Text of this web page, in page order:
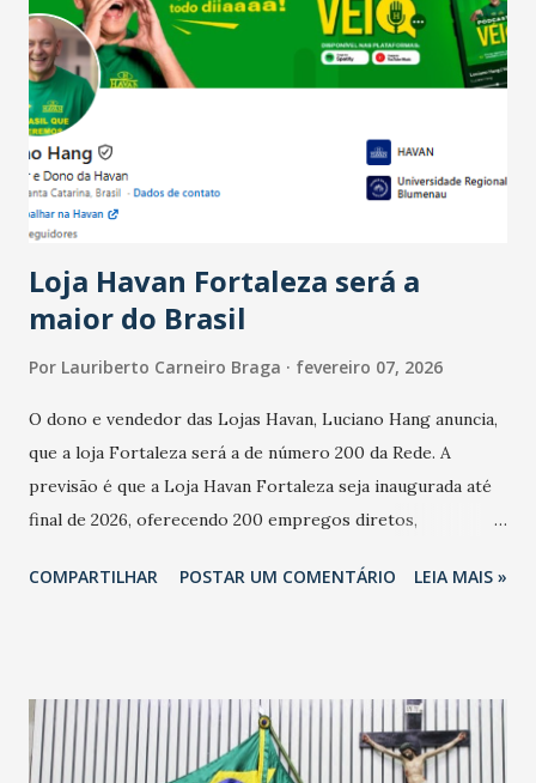
país tem a menor taxa de desemprego dos anos recentes.
Ainda segundo a Pesquisa, em novembro de 2025, 40% dos
bares e restaurantes operaram com lucro e outros 40%
registraram equilíbrio financeiro. Já o percentual de
estabelecimentos no prejuízo ficou em 19%, pouco abaixo
do observado no mês anterior. Outros 1% não existiam em
novembro. Em relação a outubro, o faturamento também
cresceu. De acordo com a pesquisa, 44% dos n...
Loja Havan Fortaleza será a
maior do Brasil
Por Lauriberto Carneiro Braga fevereiro 07, 2026
O dono e vendedor das Lojas Havan, Luciano Hang anuncia,
que a loja Fortaleza será a de número 200 da Rede. A
previsão é que a Loja Havan Fortaleza seja inaugurada até
final de 2026, oferecendo 200 empregos diretos,
Havan Fortaleza ainda não foi anunciada oficialmente, mas
COMPARTILHAR POSTAR UM COMENTÁRIO LEIA MAIS »